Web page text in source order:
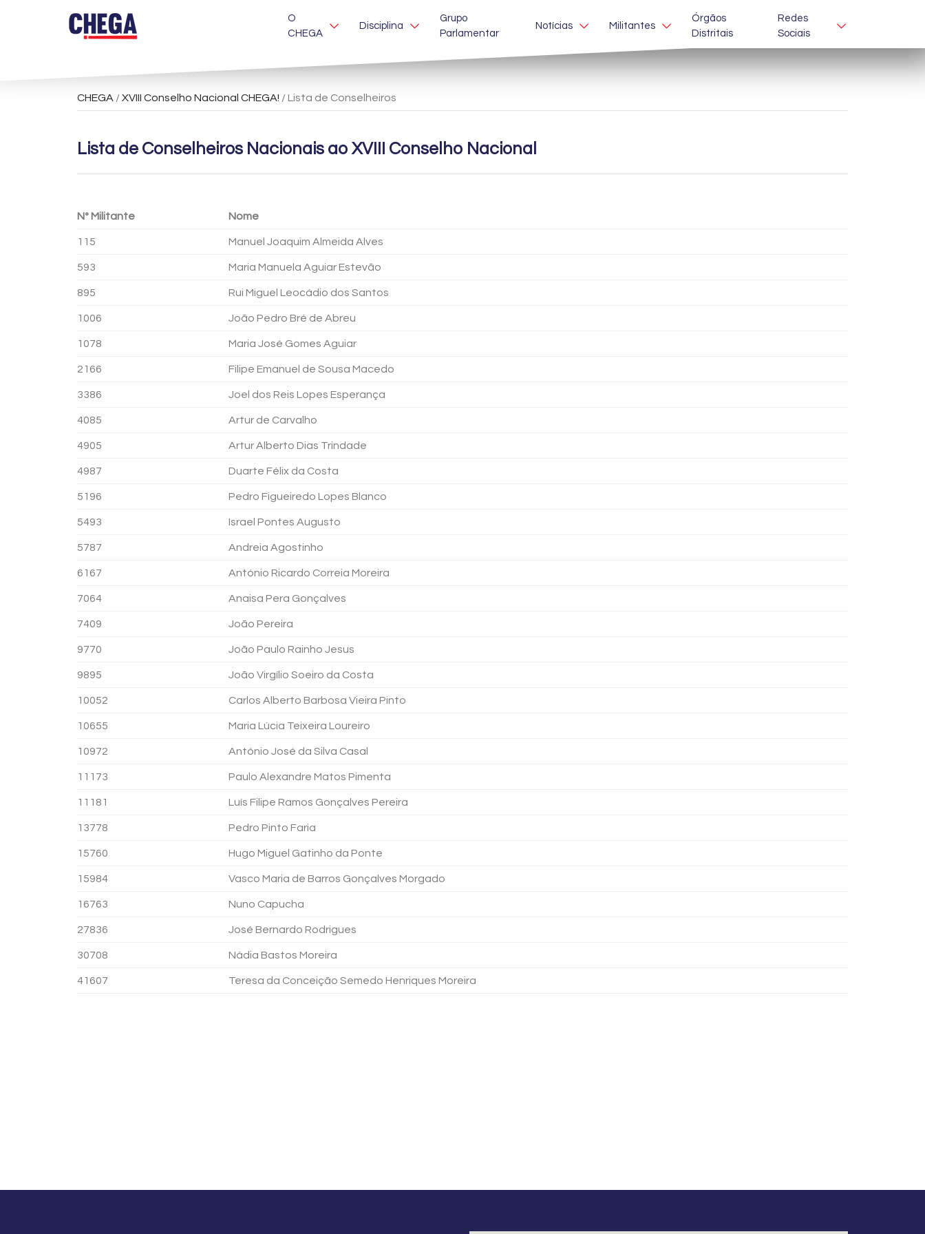
O
CHEGA
Disciplina
Grupo
Parlamentar
Notícias Militantes
Órgãos
Distritais
Redes
Sociais
CHEGA /XVIII Conselho Nacional CHEGA! / Lista de Conselheiros
Lista de Conselheiros Nacionais ao XVIII Conselho Nacional
Nº Militante Nome
115 Manuel Joaquim Almeida Alves
593 Maria Manuela Aguiar Estevão
895 Rui Miguel Leocádio dos Santos
1006 João Pedro Bré de Abreu
1078 Maria José Gomes Aguiar
2166 Filipe Emanuel de Sousa Macedo
3386 Joel dos Reis Lopes Esperança
4085 Artur de Carvalho
4905 Artur Alberto Dias Trindade
4987 Duarte Félix da Costa
5196 Pedro Figueiredo Lopes Blanco
5493 Israel Pontes Augusto
5787 Andreia Agostinho
6167 António Ricardo Correia Moreira
7064 Anaisa Pera Gonçalves
7409 João Pereira
9770 João Paulo Rainho Jesus
9895 João Virgílio Soeiro da Costa
10052 Carlos Alberto Barbosa Vieira Pinto
10655 Maria Lúcia Teixeira Loureiro
10972 António José da Silva Casal
11173 Paulo Alexandre Matos Pimenta
11181 Luís Filipe Ramos Gonçalves Pereira
13778 Pedro Pinto Faria
15760 Hugo Miguel Gatinho da Ponte
15984 Vasco Maria de Barros Gonçalves Morgado
16763 Nuno Capucha
27836 José Bernardo Rodrigues
30708 Nádia Bastos Moreira
41607 Teresa da Conceição Semedo Henriques Moreira